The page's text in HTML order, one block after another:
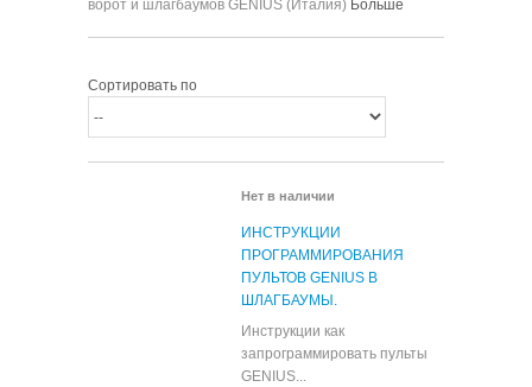
ворот и шлагбаумов GENIUS (Италия) Больше
Сортировать по
Нет в наличии
ИНСТРУКЦИИ
ПРОГРАММИРОВАНИЯ
ПУЛЬТОВ GENIUS В
ШЛАГБАУМЫ.
Инструкции как
запрограммировать пульты
GENIUS...